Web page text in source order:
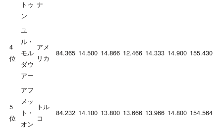
トゥ
ン
ナ
4
位
ユ
ル・
モル
ダウ
アー
アメ
リカ
84.365 14.500 14.866 12.466 14.333 14.900 155.430
5
位
アフ
メッ
ト・
オン
トル
コ
84.232 14.100 13.800 13.666 13.966 14.800 154.564